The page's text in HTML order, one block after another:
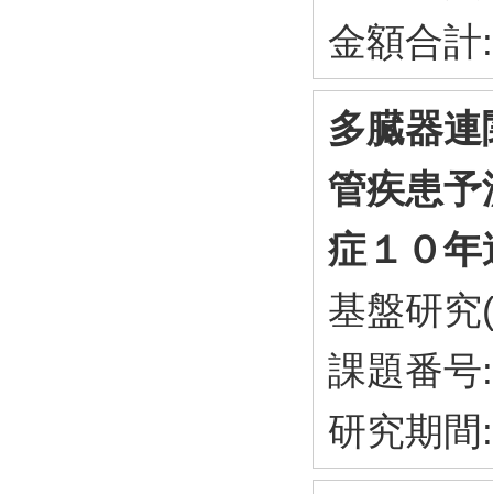
金額合
多臓器
管疾患
症１０年
基盤研究
課題番号
研究期